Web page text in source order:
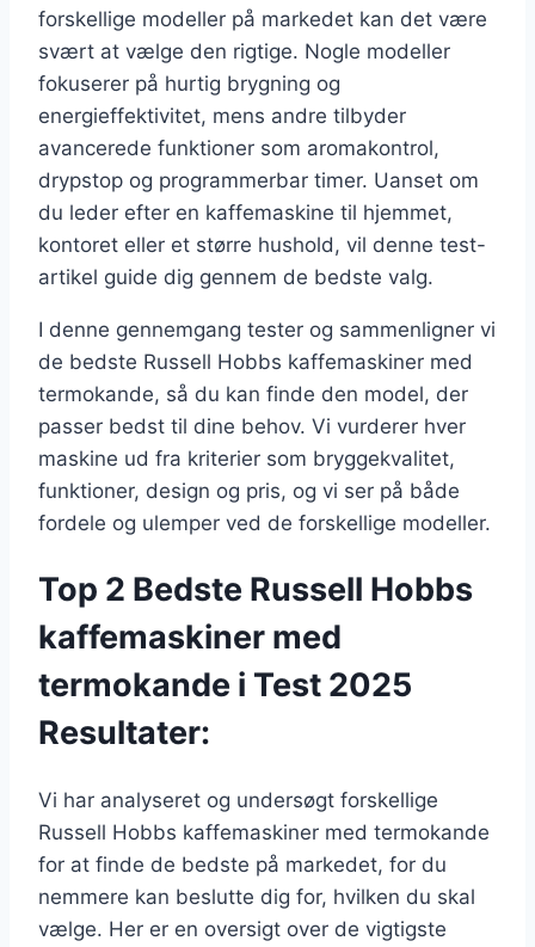
forskellige modeller på markedet kan det være
svært at vælge den rigtige. Nogle modeller
fokuserer på hurtig brygning og
energieffektivitet, mens andre tilbyder
avancerede funktioner som aromakontrol,
drypstop og programmerbar timer. Uanset om
du leder efter en kaffemaskine til hjemmet,
kontoret eller et større hushold, vil denne test-
artikel guide dig gennem de bedste valg.
I denne gennemgang tester og sammenligner vi
de bedste Russell Hobbs kaffemaskiner med
termokande, så du kan finde den model, der
passer bedst til dine behov. Vi vurderer hver
maskine ud fra kriterier som bryggekvalitet,
funktioner, design og pris, og vi ser på både
fordele og ulemper ved de forskellige modeller.
Top 2 Bedste Russell Hobbs
kaffemaskiner med
termokande i Test 2025
Resultater:
Vi har analyseret og undersøgt forskellige
Russell Hobbs kaffemaskiner med termokande
for at finde de bedste på markedet, for du
nemmere kan beslutte dig for, hvilken du skal
vælge. Her er en oversigt over de vigtigste